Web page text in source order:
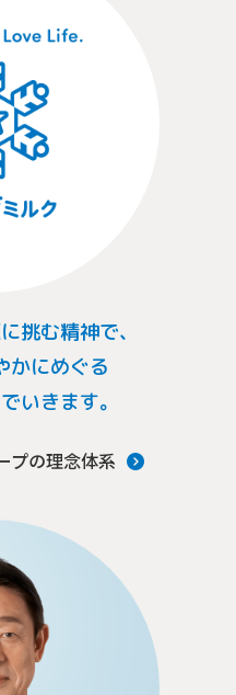
挑む精神で、
かにめぐる
いきます。
プの理念体系